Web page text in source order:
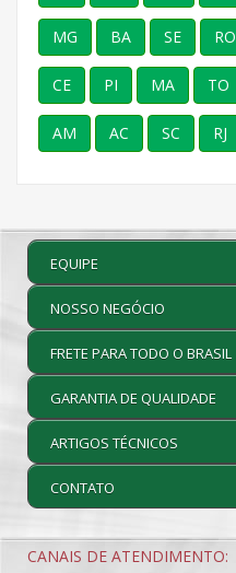
MG BA SE RO
CE PI MA TO
AM AC SC RJ
EQUIPE
NOSSO NEGÓCIO
FRETE PARA TODO O BRASIL
GARANTIA DE QUALIDADE
ARTIGOS TÉCNICOS
CONTATO
CANAIS DE ATENDIMENTO: